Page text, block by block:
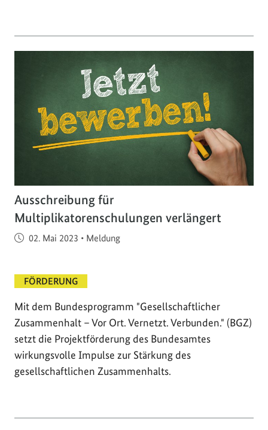
Ausschreibung für
Multiplikatorenschulungen verlängert
Veröffentlicht am
02. Mai 2023 • Meldung
FÖRDERUNG
Mit dem Bundesprogramm "Gesellschaftlicher
Zusammenhalt – Vor Ort. Vernetzt. Verbunden." (BGZ)
setzt die Projektförderung des Bundesamtes
wirkungsvolle Impulse zur Stärkung des
gesellschaftlichen Zusammenhalts.